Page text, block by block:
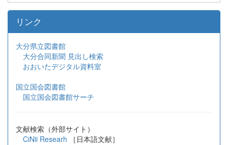
リンク
大分県立図書館
大分合同新聞 見出し検索
おおいたデジタル資料室
国立国会図書館
国立国会図書館サーチ
文献検索（外部サイト）
CiNii Researh ［日本語文献］